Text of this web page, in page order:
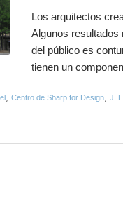
Los arquitectos
Algunos resultados
del público es
tienen un
, Centro de Sharp for Design, J.